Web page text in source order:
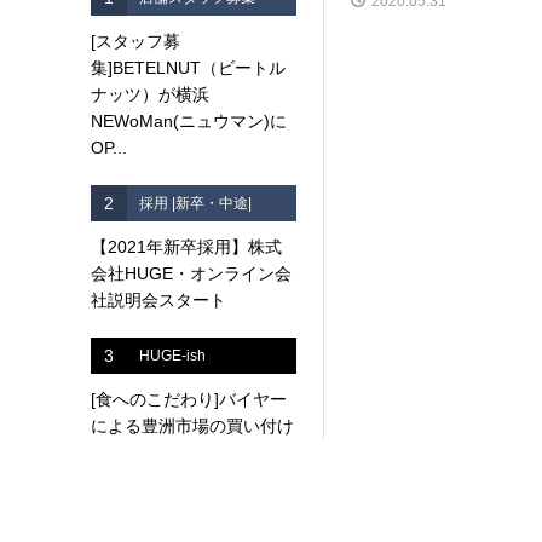
[スタッフ募
集]BETELNUT（ビートル
ナッツ）が横浜
NEWoMan(ニュウマン)に
OP...
2 採用 |新卒・中途|
【2021年新卒採用】株式
会社HUGE・オンライン会
社説明会スタート
3 HUGE-ish
[食へのこだわり]バイヤー
による豊洲市場の買い付け